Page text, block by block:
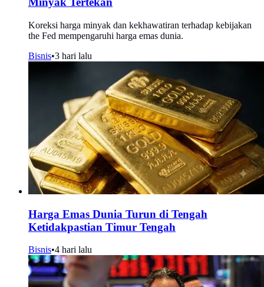
Koreksi harga minyak dan kekhawatiran terhadap kebijakan
the Fed mempengaruhi harga emas dunia.
Bisnis•3 hari lalu
Harga Emas Dunia Turun di Tengah
Ketidakpastian Timur Tengah
Bisnis•4 hari lalu